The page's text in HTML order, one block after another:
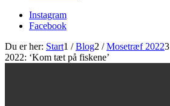
Instagram
Facebook
Du er her: Start1 / Blog2 / Mosetræf 20223
2022: ‘Kom tæt på fiskene’